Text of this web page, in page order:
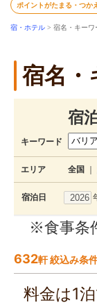
ポイントがたまる・つか
宿・ホテル > 宿名・キーワ
宿名・
宿
キーワード
エリア 全国
宿泊日
※食事条
632軒 絞込み条
料金は1